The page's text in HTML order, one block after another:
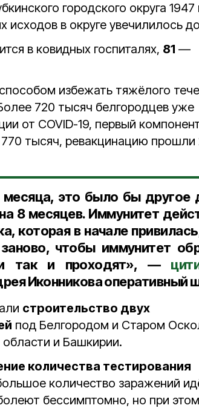
городского округа 1947
в округе увечилилось до
в ковидных госпиталях, 81 —
избежать тяжёлого
720 тысяч белгородцев уже
от COVID-19, первый
тысяч, ревакцинацию прошли
это было бы другое
8 месяцев. Иммунитет
которая в начале
чтобы иммунитет
так и проходят», —
Иконниковаоперативный
строительство двух
под Белгородом и Старом
и Башкирии.
количества тестирования
количество заражений
бессимптомно, но при этом